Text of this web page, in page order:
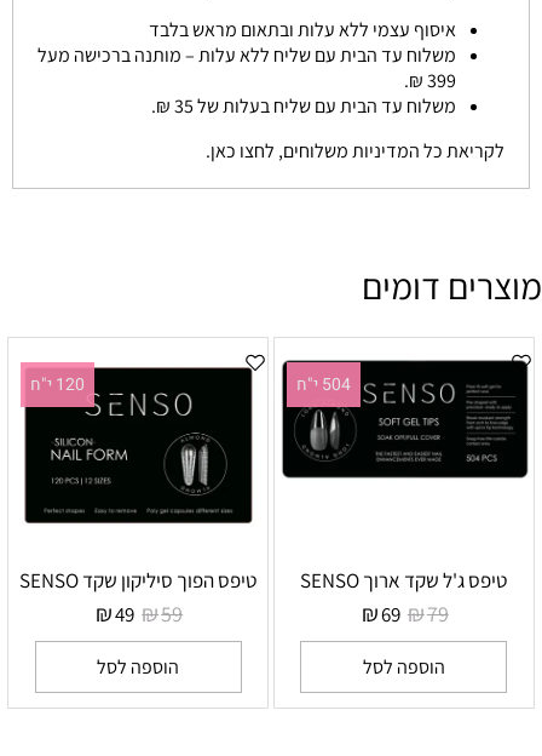
איסוף עצמי ללא עלות ובתאום מראש בלבד
משלוח עד הבית עם שליח ללא עלות – מותנה ברכישה מעל
399 ₪.
משלוח עד הבית עם שליח בעלות של 35 ₪.
לקריאת כל המדיניות משלוחים, לחצו כאן.
מוצרים דומים
504 י"ח
טיפס ג'ל שקד ארוך SENSO
₪79
₪69
הוספה לסל
120 י"ח
טיפס הפוך סיליקון שקד SENSO
₪59
₪49
הוספה לסל